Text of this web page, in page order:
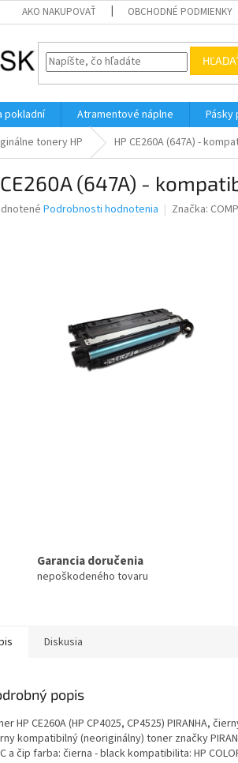
AKO NAKUPOVAŤ OBCHODNÉ PODMIENKY
pokladní Atramentové náplne Pásky
tonery HP HP CE260A (647A) -
CE260A (647A) -
Podrobnosti hodnotenia Značka:
Garancia doručenia
nepoškodeného tovaru
Diskusia
popis
HP CE260A (HP CP4025, CP4525) PIRANHA,
kompatibilný (neoriginálny) toner značky
a čip farba: čierna - black kompatibilita: HP